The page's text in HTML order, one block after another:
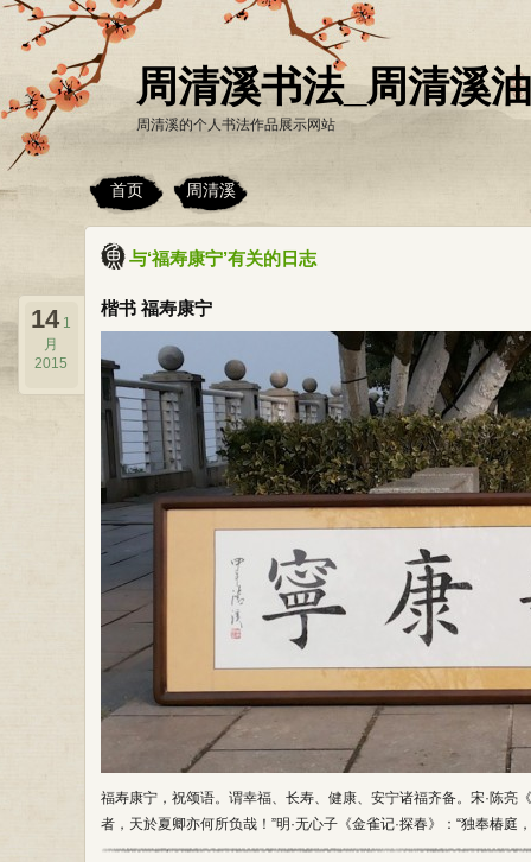
周清溪书法_周清溪
周清溪的个人书法作品展示网站
首页 周清溪
与‘福寿康宁’有关的日志
楷书 福寿康宁
14 1
月
2015
福寿康宁，祝颂语。谓幸福、长寿、健康、安宁诸福齐备。宋·陈亮
者，天於夏卿亦何所负哉！”明·无心子《金雀记·探春》：“独奉椿庭